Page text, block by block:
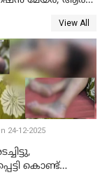
View All
24-12-2025
കൊണ്ട്